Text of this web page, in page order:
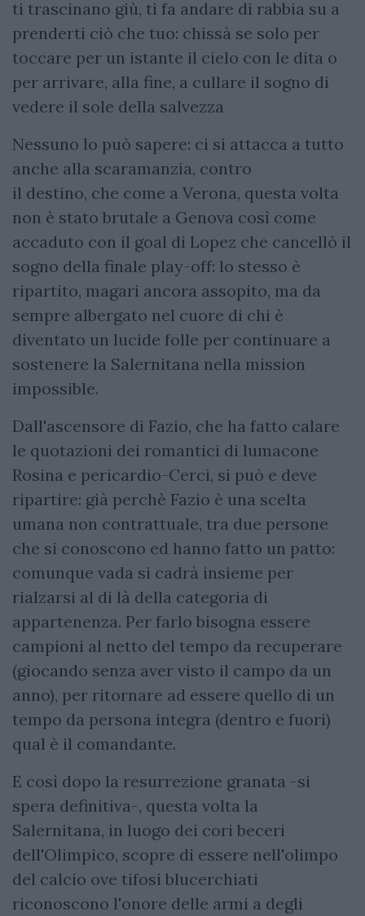
ti trascinano giù, ti fa andare di rabbia su a
prenderti ciò che tuo: chissà se solo per
toccare per un istante il cielo con le dita o
per arrivare, alla fine, a cullare il sogno di
vedere il sole della salvezza
Nessuno lo può sapere: ci si attacca a tutto
anche alla scaramanzia, contro
il destino, che come a Verona, questa volta
non è stato brutale a Genova così come
accaduto con il goal di Lopez che cancellò il
sogno della finale play-off: lo stesso è
ripartito, magari ancora assopito, ma da
sempre albergato nel cuore di chi è
diventato un lucide folle per continuare a
sostenere la Salernitana nella mission
impossible.
Dall'ascensore di Fazio, che ha fatto calare
le quotazioni dei romantici di lumacone
Rosina e pericardio-Cerci, si può e deve
ripartire: già perchè Fazio è una scelta
umana non contrattuale, tra due persone
che si conoscono ed hanno fatto un patto:
comunque vada si cadrà insieme per
rialzarsi al di là della categoria di
appartenenza. Per farlo bisogna essere
campioni al netto del tempo da recuperare
(giocando senza aver visto il campo da un
anno), per ritornare ad essere quello di un
tempo da persona integra (dentro e fuori)
qual è il comandante.
E così dopo la resurrezione granata -si
spera definitiva-, questa volta la
Salernitana, in luogo dei cori beceri
dell'Olimpico, scopre di essere nell'olimpo
del calcio ove tifosi blucerchiati
riconoscono l'onore delle armi a degli